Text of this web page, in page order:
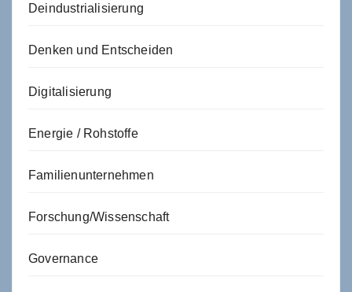
Deindustrialisierung
Denken und Entscheiden
Digitalisierung
Energie / Rohstoffe
Familienunternehmen
Forschung/Wissenschaft
Governance